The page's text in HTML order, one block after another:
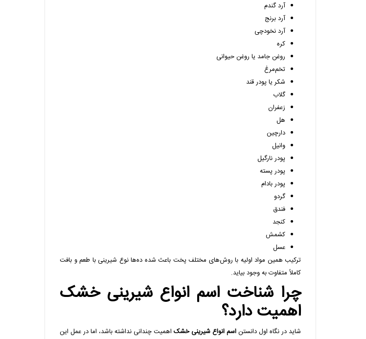
آرد گندم
آرد برنج
آرد نخودچی
کره
روغن جامد یا روغن حیوانی
تخم‌مرغ
شکر یا پودر قند
گلاب
زعفران
هل
دارچین
وانیل
پودر نارگیل
پودر پسته
پودر بادام
گردو
فندق
کنجد
کشمش
عسل
ترکیب همین مواد اولیه با روش‌های مختلف پخت باعث شده ده‌ها نوع شیرینی با طعم و بافت
کاملاً متفاوت به وجود بیاید.
چرا شناخت اسم انواع شیرینی خشک
اهمیت دارد؟
شاید در نگاه اول دانستناسم انواع شیرینی خشک اهمیت چندانی نداشته باشد، اما در عمل این